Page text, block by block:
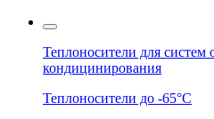
Теплоносители для систем
кондицинирования
Теплоносители до -65°C